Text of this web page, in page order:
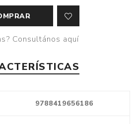
Consultános aquí
9788419656186